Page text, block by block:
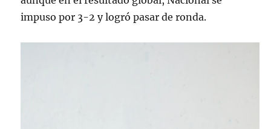
impuso por 3-2 y logró pasar de ronda.